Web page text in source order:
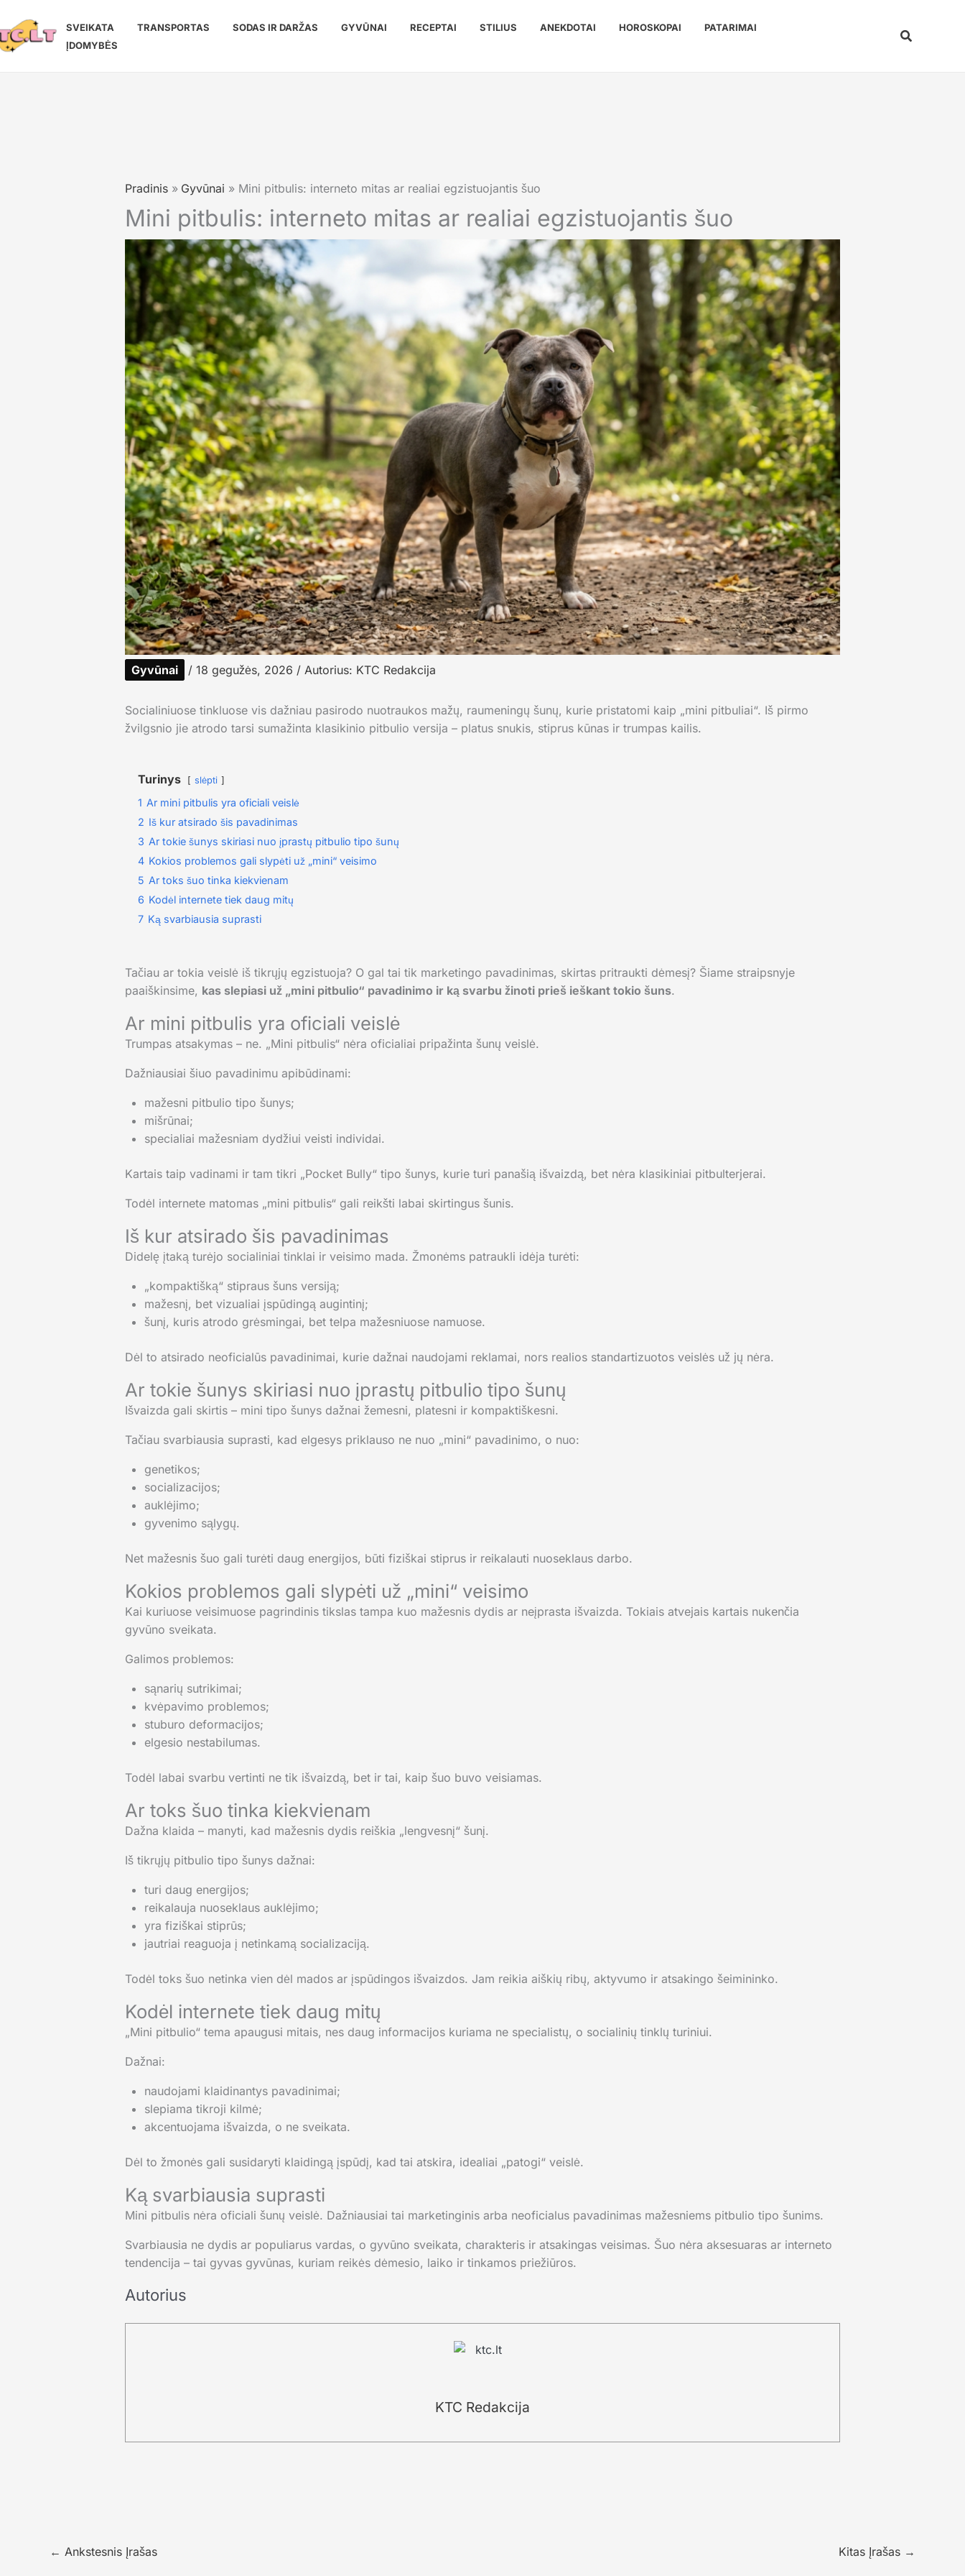
prie
turinio
SVEIKATA TRANSPORTAS SODAS IR DARŽAS GYVŪNAI RECEPTAI STILIUS ANEKDOTAI HOROSKOPAI
PATARIMAI
ĮDOMYBĖS
Paieška
Pradinis Gyvūnai Mini pitbulis: interneto mitas ar realiai egzistuojantis šuo
Mini pitbulis: interneto mitas ar realiai egzistuojantis šuo
Gyvūnai / 18 gegužės, 2026 / Autorius: KTC Redakcija
Socialiniuose tinkluose vis dažniau pasirodo nuotraukos mažų, raumeningų šunų, kurie pristatomi kaip „mini pitbuliai“. Iš pirmo
žvilgsnio jie atrodo tarsi sumažinta klasikinio pitbulio versija – platus snukis, stiprus kūnas ir trumpas kailis.
Turinys slėpti
1 Ar mini pitbulis yra oficiali veislė
2 Iš kur atsirado šis pavadinimas
3 Ar tokie šunys skiriasi nuo įprastų pitbulio tipo šunų
4 Kokios problemos gali slypėti už „mini“ veisimo
5 Ar toks šuo tinka kiekvienam
6 Kodėl internete tiek daug mitų
7 Ką svarbiausia suprasti
Tačiau ar tokia veislė iš tikrųjų egzistuoja? O gal tai tik marketingo pavadinimas, skirtas pritraukti dėmesį? Šiame straipsnyje
paaiškinsime, kas slepiasi už „mini pitbulio“ pavadinimo ir ką svarbu žinoti prieš ieškant tokio šuns.
Ar mini pitbulis yra oficiali veislė
Trumpas atsakymas – ne. „Mini pitbulis“ nėra oficialiai pripažinta šunų veislė.
Dažniausiai šiuo pavadinimu apibūdinami:
mažesni pitbulio tipo šunys;
mišrūnai;
specialiai mažesniam dydžiui veisti individai.
Kartais taip vadinami ir tam tikri „Pocket Bully“ tipo šunys, kurie turi panašią išvaizdą, bet nėra klasikiniai pitbulterjerai.
Todėl internete matomas „mini pitbulis“ gali reikšti labai skirtingus šunis.
Iš kur atsirado šis pavadinimas
Didelę įtaką turėjo socialiniai tinklai ir veisimo mada. Žmonėms patraukli idėja turėti:
„kompaktišką“ stipraus šuns versiją;
mažesnį, bet vizualiai įspūdingą augintinį;
šunį, kuris atrodo grėsmingai, bet telpa mažesniuose namuose.
Dėl to atsirado neoficialūs pavadinimai, kurie dažnai naudojami reklamai, nors realios standartizuotos veislės už jų nėra.
Ar tokie šunys skiriasi nuo įprastų pitbulio tipo šunų
Išvaizda gali skirtis – mini tipo šunys dažnai žemesni, platesni ir kompaktiškesni.
Tačiau svarbiausia suprasti, kad elgesys priklauso ne nuo „mini“ pavadinimo, o nuo:
genetikos;
socializacijos;
auklėjimo;
gyvenimo sąlygų.
Net mažesnis šuo gali turėti daug energijos, būti fiziškai stiprus ir reikalauti nuoseklaus darbo.
Kokios problemos gali slypėti už „mini“ veisimo
Kai kuriuose veisimuose pagrindinis tikslas tampa kuo mažesnis dydis ar neįprasta išvaizda. Tokiais atvejais kartais nukenčia
gyvūno sveikata.
Galimos problemos:
sąnarių sutrikimai;
kvėpavimo problemos;
stuburo deformacijos;
elgesio nestabilumas.
Todėl labai svarbu vertinti ne tik išvaizdą, bet ir tai, kaip šuo buvo veisiamas.
Ar toks šuo tinka kiekvienam
Dažna klaida – manyti, kad mažesnis dydis reiškia „lengvesnį“ šunį.
Iš tikrųjų pitbulio tipo šunys dažnai:
turi daug energijos;
reikalauja nuoseklaus auklėjimo;
yra fiziškai stiprūs;
jautriai reaguoja į netinkamą socializaciją.
Todėl toks šuo netinka vien dėl mados ar įspūdingos išvaizdos. Jam reikia aiškių ribų, aktyvumo ir atsakingo šeimininko.
Kodėl internete tiek daug mitų
„Mini pitbulio“ tema apaugusi mitais, nes daug informacijos kuriama ne specialistų, o socialinių tinklų turiniui.
Dažnai:
naudojami klaidinantys pavadinimai;
slepiama tikroji kilmė;
akcentuojama išvaizda, o ne sveikata.
Dėl to žmonės gali susidaryti klaidingą įspūdį, kad tai atskira, idealiai „patogi“ veislė.
Ką svarbiausia suprasti
Mini pitbulis nėra oficiali šunų veislė. Dažniausiai tai marketinginis arba neoficialus pavadinimas mažesniems pitbulio tipo šunims.
Svarbiausia ne dydis ar populiarus vardas, o gyvūno sveikata, charakteris ir atsakingas veisimas. Šuo nėra aksesuaras ar interneto
tendencija – tai gyvas gyvūnas, kuriam reikės dėmesio, laiko ir tinkamos priežiūros.
Autorius
KTC Redakcija
← Ankstesnis Įrašas Kitas Įrašas →